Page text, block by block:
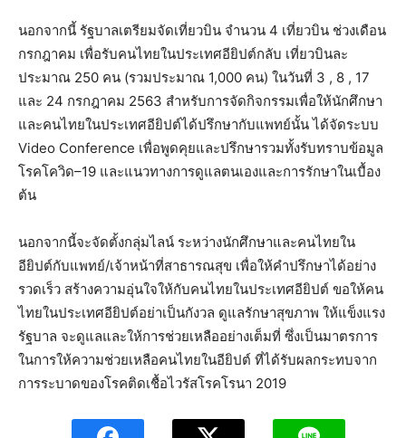
นอกจากนี้ รัฐบาลเตรียมจัดเที่ยวบิน จำนวน 4 เที่ยวบิน ช่วงเดือน
กรกฎาคม เพื่อรับคนไทยในประเทศอียิปต์กลับ เที่ยวบินละ
ประมาณ 250 คน (รวมประมาณ 1,000 คน) ในวันที่ 3 , 8 , 17
และ 24 กรกฎาคม 2563 สำหรับการจัดกิจกรรมเพื่อให้นักศึกษา
และคนไทยในประเทศอียิปต์ได้ปรึกษากับแพทย์นั้น ได้จัดระบบ
Video Conference เพื่อพูดคุยและปรึกษารวมทั้งรับทราบข้อมูล
โรคโควิด–19 และแนวทางการดูแลตนเองและการรักษาในเบื้อง
ต้น
นอกจากนี้จะจัดตั้งกลุ่มไลน์ ระหว่างนักศึกษาและคนไทยใน
อียิปต์กับแพทย์/เจ้าหน้าที่สาธารณสุข เพื่อให้คำปรึกษาได้อย่าง
รวดเร็ว สร้างความอุ่นใจให้กับคนไทยในประเทศอียิปต์ ขอให้คน
ไทยในประเทศอียิปต์อย่าเป็นกังวล ดูแลรักษาสุขภาพ ให้แข็งแรง
รัฐบาล จะดูแลและให้การช่วยเหลืออย่างเต็มที่ ซึ่งเป็นมาตรการ
ในการให้ความช่วยเหลือคนไทยในอียิปต์ ที่ได้รับผลกระทบจาก
การระบาดของโรคติดเชื้อไวรัสโรคโรนา 2019